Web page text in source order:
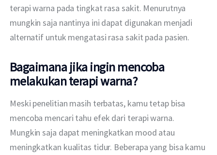
terapi warna pada tingkat rasa sakit. Menurutnya
mungkin saja nantinya ini dapat digunakan menjadi
alternatif untuk mengatasi rasa sakit pada pasien.
Bagaimana jika ingin mencoba
melakukan terapi warna?
Meski penelitian masih terbatas, kamu tetap bisa
mencoba mencari tahu efek dari terapi warna.
Mungkin saja dapat meningkatkan mood atau
meningkatkan kualitas tidur. Beberapa yang bisa kamu